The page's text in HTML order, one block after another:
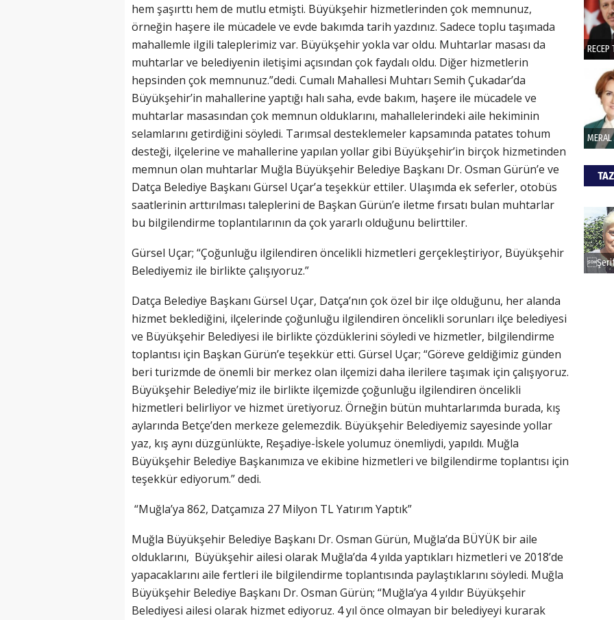
hem şaşırttı hem de mutlu etmişti. Büyükşehir hizmetlerinden çok memnunuz,
örneğin haşere ile mücadele ve evde bakımda tarih yazdınız. Sadece toplu taşımada
mahallemle ilgili taleplerimiz var. Büyükşehir yokla var oldu. Muhtarlar masası da
muhtarlar ve belediyenin iletişimi açısından çok faydalı oldu. Diğer hizmetlerin
hepsinden çok memnunuz.”dedi. Cumalı Mahallesi Muhtarı Semih Çukadar’da
Büyükşehir’in mahallerine yaptığı halı saha, evde bakım, haşere ile mücadele ve
muhtarlar masasından çok memnun olduklarını, mahallelerindeki aile hekiminin
selamlarını getirdiğini söyledi. Tarımsal desteklemeler kapsamında patates tohum
desteği, ilçelerine ve mahallerine yapılan yollar gibi Büyükşehir’in birçok hizmetinden
memnun olan muhtarlar Muğla Büyükşehir Belediye Başkanı Dr. Osman Gürün’e ve
Datça Belediye Başkanı Gürsel Uçar’a teşekkür ettiler. Ulaşımda ek seferler, otobüs
saatlerinin arttırılması taleplerini de Başkan Gürün’e iletme fırsatı bulan muhtarlar
bu bilgilendirme toplantılarının da çok yararlı olduğunu belirttiler.
Gürsel Uçar; “Çoğunluğu ilgilendiren öncelikli hizmetleri gerçekleştiriyor, Büyükşehir
Belediyemiz ile birlikte çalışıyoruz.”
Datça Belediye Başkanı Gürsel Uçar, Datça’nın çok özel bir ilçe olduğunu, her alanda
hizmet beklediğini, ilçelerinde çoğunluğu ilgilendiren öncelikli sorunları ilçe belediyesi
ve Büyükşehir Belediyesi ile birlikte çözdüklerini söyledi ve hizmetler, bilgilendirme
toplantısı için Başkan Gürün’e teşekkür etti. Gürsel Uçar; “Göreve geldiğimiz günden
beri turizmde de önemli bir merkez olan ilçemizi daha ilerilere taşımak için çalışıyoruz.
Büyükşehir Belediye’miz ile birlikte ilçemizde çoğunluğu ilgilendiren öncelikli
hizmetleri belirliyor ve hizmet üretiyoruz. Örneğin bütün muhtarlarımda burada, kış
aylarında Betçe’den merkeze gelemezdik. Büyükşehir Belediyemiz sayesinde yollar
yaz, kış aynı düzgünlükte, Reşadiye-İskele yolumuz önemliydi, yapıldı. Muğla
Büyükşehir Belediye Başkanımıza ve ekibine hizmetleri ve bilgilendirme toplantısı için
teşekkür ediyorum.” dedi.
“Muğla’ya 862, Datçamıza 27 Milyon TL Yatırım Yaptık”
Muğla Büyükşehir Belediye Başkanı Dr. Osman Gürün, Muğla’da BÜYÜK bir aile
olduklarını, Büyükşehir ailesi olarak Muğla’da 4 yılda yaptıkları hizmetleri ve 2018’de
yapacaklarını aile fertleri ile bilgilendirme toplantısında paylaştıklarını söyledi. Muğla
Büyükşehir Belediye Başkanı Dr. Osman Gürün; “Muğla’ya 4 yıldır Büyükşehir
Belediyesi ailesi olarak hizmet ediyoruz. 4 yıl önce olmayan bir belediyeyi kurarak
İade